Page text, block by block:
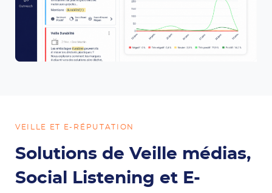
VEILLE ET E-RÉPUTATION
Solutions de Veille médias,
Social Listening et E-